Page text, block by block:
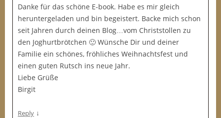
Danke für das schöne E-book. Habe es mir gleich
heruntergeladen und bin begeistert. Backe mich schon
seit Jahren durch deinen Blog…vom Christstollen zu
den Joghurtbrötchen 🙂 Wünsche Dir und deiner
Familie ein schönes, fröhliches Weihnachtsfest und
einen guten Rutsch ins neue Jahr.
Liebe Grüße
Birgit
Reply ↓